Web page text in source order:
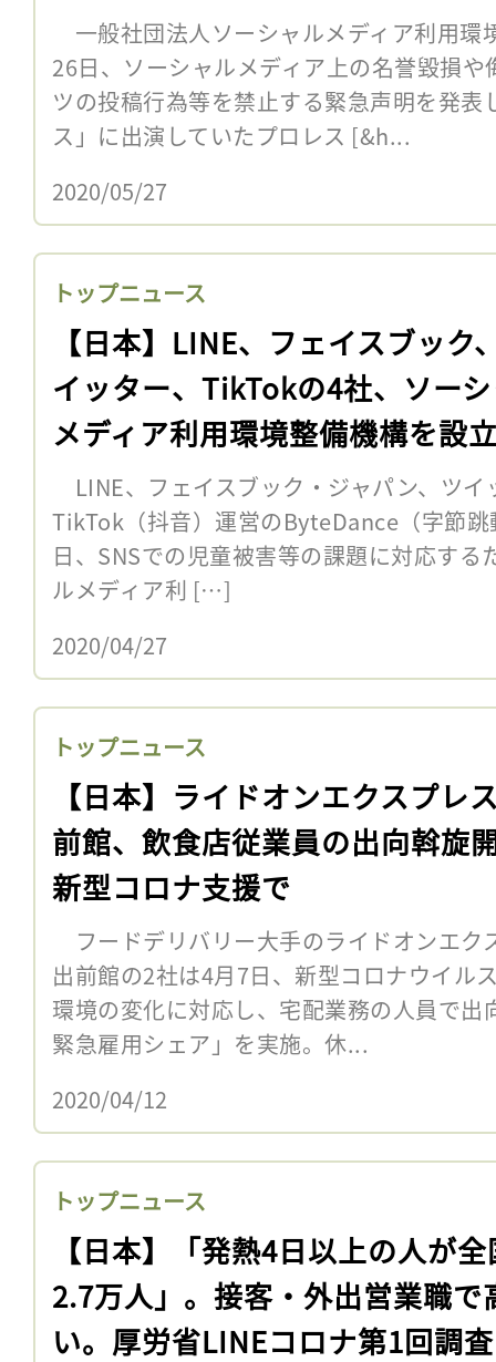
一般社団法人ソーシャルメディア利用環
26日、ソーシャルメディア上の名誉毀損
ツの投稿行為等を禁止する緊急声明を発
ス」に出演していたプロレス [&h...
2020/05/27
トップニュース
【日本】LINE、フェイスブック
イッター、TikTokの4社、ソー
メディア利用環境整備機構を設
LINE、フェイスブック・ジャパン、ツイ
TikTok（抖音）運営のByteDance（字節
日、SNSでの児童被害等の課題に対応す
ルメディア利 […]
2020/04/27
トップニュース
【日本】ライドオンエクスプレ
前館、飲食店従業員の出向斡旋
新型コロナ支援で
フードデリバリー大手のライドオンエク
出前館の2社は4月7日、新型コロナウイル
環境の変化に対応し、宅配業務の人員で
緊急雇用シェア」を実施。休...
2020/04/12
トップニュース
【日本】「発熱4日以上の人が
2.7万人」。接客・外出営業職で
い。厚労省LINEコロナ第1回調査